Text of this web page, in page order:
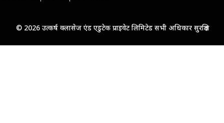
© 2026 उत्कर्ष क्लासेज एंड एडुटेक प्राइवेट लिमिटेड सभी अधिकार सुरक्षित